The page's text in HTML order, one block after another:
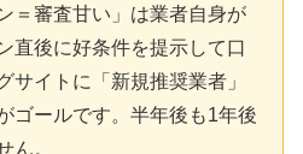
＝審査甘い」は業者自身が
直後に好条件を提示して口
サイトに「新規推奨業者」
ゴールです。半年後も1年後
ん。